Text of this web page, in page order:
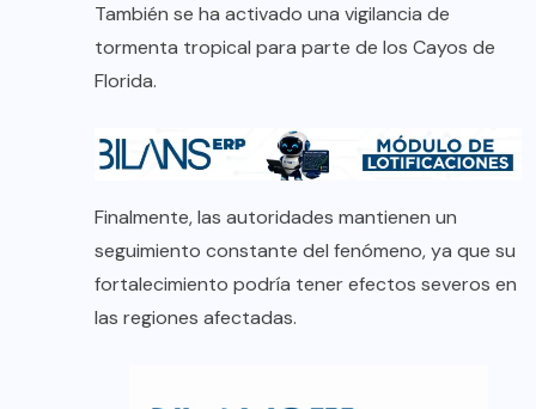
También se ha activado una vigilancia de
tormenta tropical para parte de los Cayos de
Florida.
Finalmente, las autoridades mantienen un
seguimiento constante del fenómeno, ya que su
fortalecimiento podría tener efectos severos en
las regiones afectadas.